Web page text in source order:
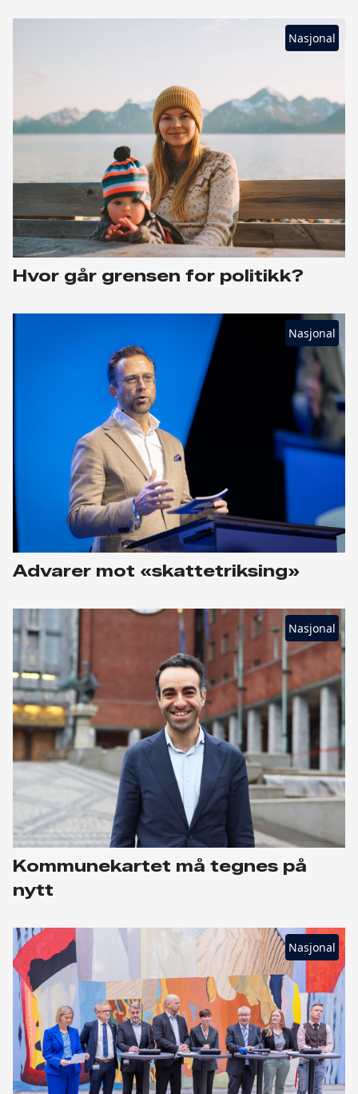
Nasjonal
Hvor går grensen for politikk?
Nasjonal
Advarer mot «skattetriksing»
Nasjonal
Kommunekartet må tegnes på
nytt
Nasjonal